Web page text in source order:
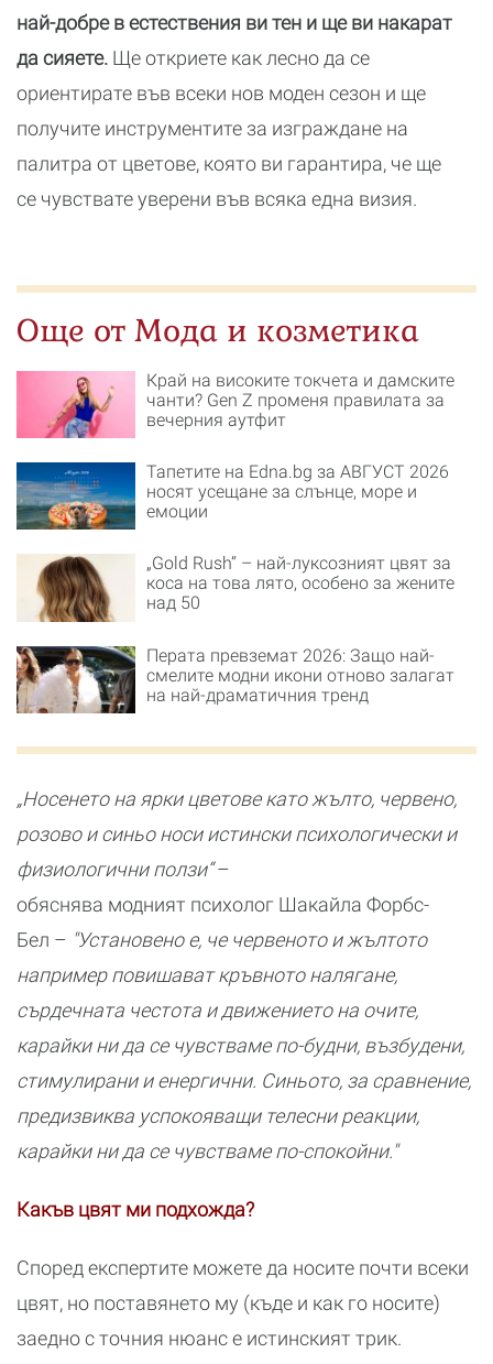
най-добре в естествения ви тен и ще ви накарат
да сияете. Ще откриете как лесно да се
ориентирате във всеки нов моден сезон и ще
получите инструментите за изграждане на
палитра от цветове, която ви гарантира, че ще
се чувствате уверени във всяка една визия.
Още от Мода и козметика
Край на високите токчета и дамските
чанти? Gen Z променя правилата за
вечерния аутфит
Тапетите на Edna.bg за АВГУСТ 2026
носят усещане за слънце, море и
емоции
„Gold Rush“ – най-луксозният цвят за
коса на това лято, особено за жените
над 50
Перата превземат 2026: Защо най-
смелите модни икони отново залагат
на най-драматичния тренд
„Носенето на ярки цветове като жълто, червено,
розово и синьо носи истински психологически и
физиологични ползи“–
обяснява модният психолог Шакайла Форбс-
Бел – "Установено е, че червеното и жълтото
например повишават кръвното налягане,
сърдечната честота и движението на очите,
карайки ни да се чувстваме по-будни, възбудени,
стимулирани и енергични. Синьото, за сравнение,
предизвиква успокояващи телесни реакции,
карайки ни да се чувстваме по-спокойни."
Какъв цвят ми подхожда?
Според експертите можете да носите почти всеки
цвят, но поставянето му (къде и как го носите)
заедно с точния нюанс е истинският трик.